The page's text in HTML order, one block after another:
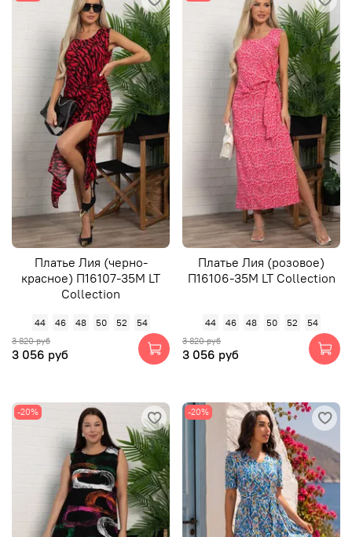
Платье Лия (черно-
красное) П16107-35М LT
Collection
44 46 48 50 52 54
3 820 руб
3 056 руб
Платье Лия (розовое)
П16106-35М LT Collection
44 46 48 50 52 54
3 820 руб
3 056 руб
-20% -20%